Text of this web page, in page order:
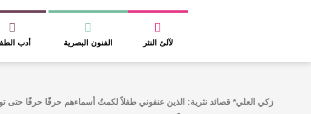
لآلئ النثر الفنون البصرية أدب
زكي العلي* قصائد نثرية: الذين عنفوني طفلاً ‏لكمتُ أسماءهم حرفًا حرفًا